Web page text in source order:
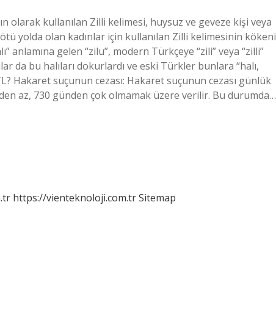
olarak kullanılan Zilli kelimesi, huysuz ve geveze kişi veya
yolda olan kadınlar için kullanılan Zilli kelimesinin kökeni
anlamına gelen “zilu”, modern Türkçeye “zili” veya “zilli”
da bu halıları dokurlardı ve eski Türkler bunlara “halı,
Hakaret suçunun cezası: Hakaret suçunun cezası günlük
az, 730 günden çok olmamak üzere verilir. Bu durumda…
https://vienteknoloji.com.trSitemap